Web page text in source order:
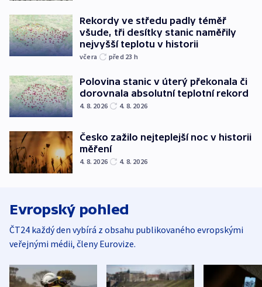
Rekordy ve středu padly téměř
všude, tři desítky stanic naměřily
nejvyšší teplotu v historii
včera před 23 h
Polovina stanic v úterý překonala či
dorovnala absolutní teplotní rekord
4. 8. 2026 4. 8. 2026
Česko zažilo nejteplejší noc v historii
měření
4. 8. 2026 4. 8. 2026
Evropský pohled
ČT24 každý den vybírá z obsahu publikovaného evropskými
veřejnými médii, členy Eurovize.